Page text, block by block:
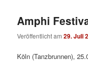
Amphi
Veröffentlicht am29. Juli
Köln (Tanzbrunnen),